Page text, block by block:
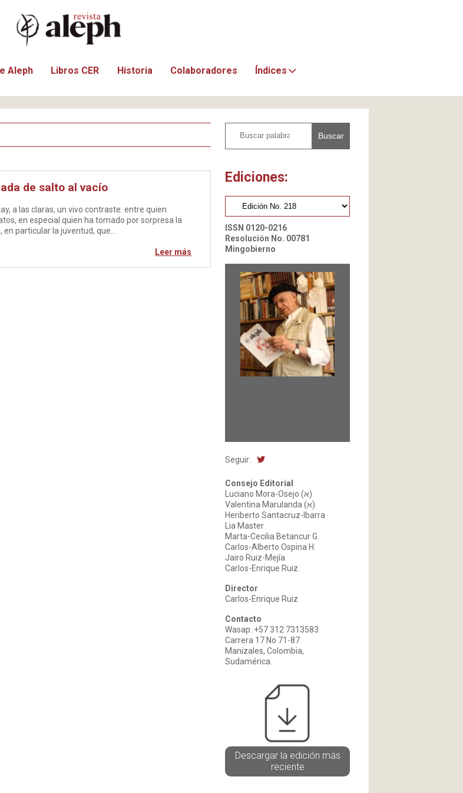
Aleph Libros CER Historia Colaboradores Índices
de salto al vacío
a las claras, un vivo contraste: entre quien
en especial quien ha tomado por sorpresa la
particular la juventud, que…
Leer más
Buscar
Ediciones:
ISSN 0120-0216
Resolución No. 00781
Mingobierno
Seguir:
Consejo Editorial
Luciano Mora-Osejo (א)
Valentina Marulanda (א)
Heriberto Santacruz-Ibarra
Lia Master
Marta-Cecilia Betancur G.
Carlos-Alberto Ospina H.
Jairo Ruiz-Mejía
Carlos-Enrique Ruiz.
Director
Carlos-Enrique Ruiz
Contacto
Wasap: +57 312 7313583
Carrera 17 No 71-87
Manizales, Colombia,
Sudamérica.
Descargar la edición más
reciente